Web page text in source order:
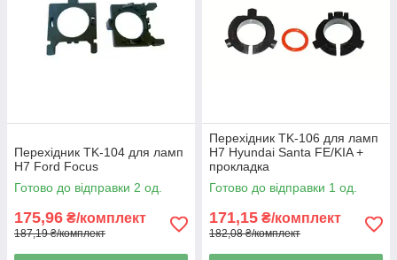
Перехідник TK-104 для ламп
H7 Ford Focus
Готово до відправки 2 од.
175,96 ₴/комплект
187,19 ₴/комплект
Перехідник TK-106 для ламп
H7 Hyundai Santa FE/KIA +
прокладка
Готово до відправки 1 од.
171,15 ₴/комплект
182,08 ₴/комплект